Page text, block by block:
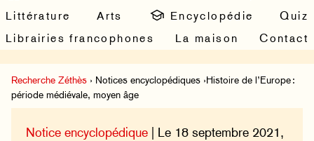
Littérature
Arts Encyclopédie
Quiz
Librairies francophones
La maison Contact
Recherche Zéthès › Notices encyclopédiques ›Histoire de l’Europe :
période médiévale, moyen âge
Notice encyclopédique | Le 18 septembre 2021,